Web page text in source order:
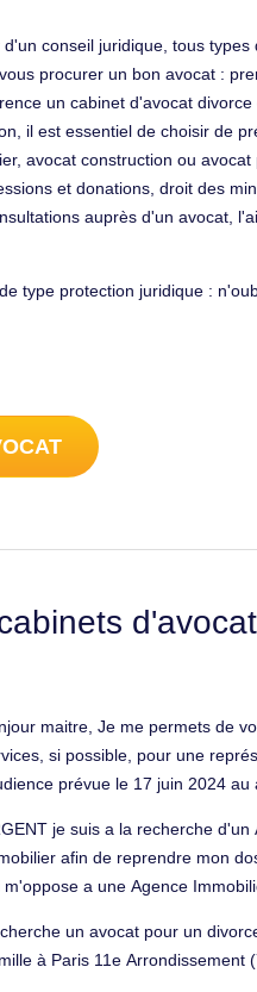
conseil juridique, tous
procurer un bon avocat :
un cabinet d'avocat
il est essentiel de choisir de
avocat construction ou
et donations, droit des
auprès d'un avocat,
type protection juridique :
maitre, Je me permets de
si possible, pour une
prévue le 17 juin 2024 au
je souhaite savoir si vous
le montant de vos honoraires ?
(75011).
je suis a la recherche
afin de reprendre mon
m'oppose a une Agence
Judiciaire le 17 Mai
Juridictionnelle a été déposé
un avocat pour un
à Paris 11e Arrondissement